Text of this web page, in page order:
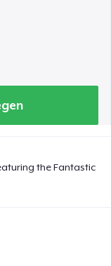
the Fantastic